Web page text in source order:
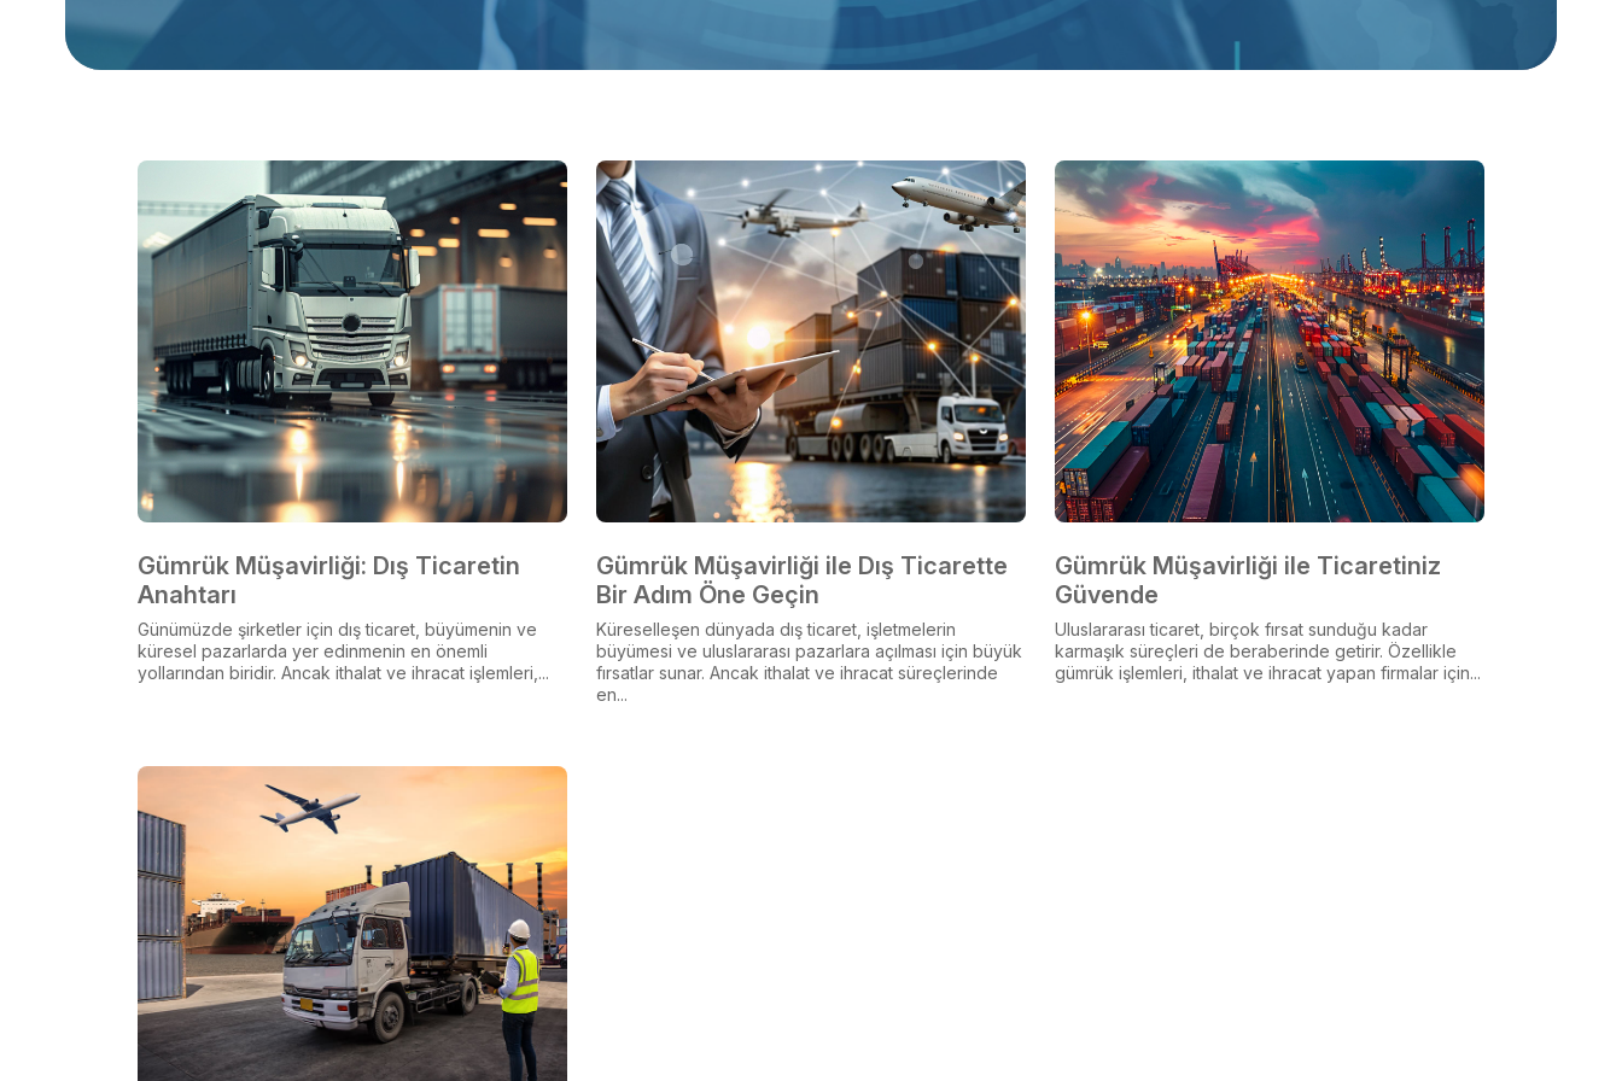
Gümrük Müşavirliği: Dış Ticaretin
Anahtarı
Günümüzde şirketler için dış ticaret, büyümenin ve
küresel pazarlarda yer edinmenin en önemli
yollarından biridir. Ancak ithalat ve ihracat işlemleri,...
Gümrük Müşavirliği ile Dış Ticarette
Bir Adım Öne Geçin
Küreselleşen dünyada dış ticaret, işletmelerin
büyümesi ve uluslararası pazarlara açılması için büyük
fırsatlar sunar. Ancak ithalat ve ihracat süreçlerinde
en...
Gümrük Müşavirliği ile Ticaretiniz
Güvende
Uluslararası ticaret, birçok fırsat sunduğu kadar
karmaşık süreçleri de beraberinde getirir. Özellikle
gümrük işlemleri, ithalat ve ihracat yapan firmalar için...